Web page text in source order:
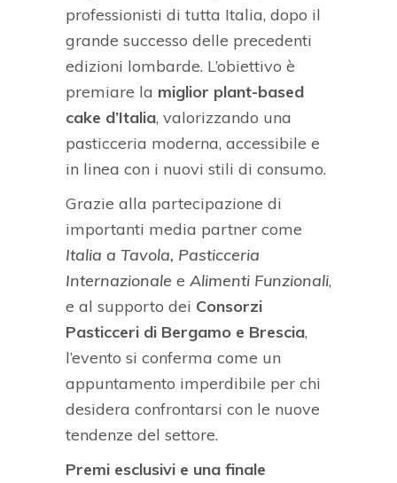
professionisti di tutta Italia, dopo il
grande successo delle precedenti
edizioni lombarde. L’obiettivo è
premiare la miglior plant-based
cake d’Italia, valorizzando una
pasticceria moderna, accessibile e
in linea con i nuovi stili di consumo.
Grazie alla partecipazione di
importanti media partner come
Italia a Tavola, Pasticceria
Internazionale e Alimenti Funzionali,
e al supporto dei Consorzi
Pasticceri di Bergamo e Brescia,
l’evento si conferma come un
appuntamento imperdibile per chi
desidera confrontarsi con le nuove
tendenze del settore.
Premi esclusivi e una finale